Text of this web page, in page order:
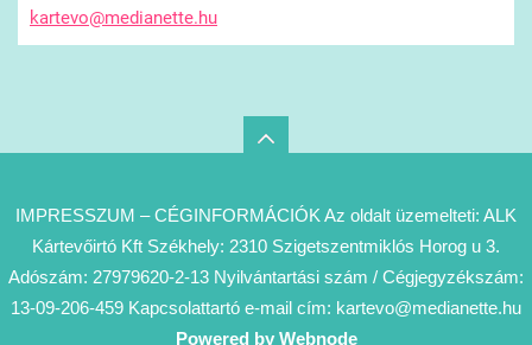
kartevo@medianette.hu
IMPRESSZUM – CÉGINFORMÁCIÓK Az oldalt üzemelteti: ALK
Kártevőirtó Kft Székhely: 2310 Szigetszentmiklós Horog u 3.
Adószám: 27979620-2-13 Nyilvántartási szám / Cégjegyzékszám:
13-09-206-459 Kapcsolattartó e-mail cím: kartevo@medianette.hu
Powered by Webnode